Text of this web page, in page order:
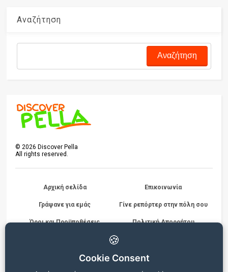
🍪
Cookie Consent
Αναζήτηση
© 2026 Discover Pella
All rights reserved.
Αρχική σελίδα Επικοινωνία
Γράψανε για εμάς Γίνε ρεπόρτερ στην πόλη σου
Όροι και Προϋποθέσεις
Πολιτική Απορρήτου